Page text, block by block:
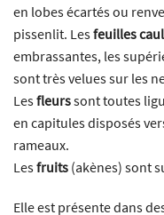
en lobes écartés ou
pissenlit. Lesfeuilles
embrassantes, les
sont très velues sur les
Lesfleurssont toutes
en capitules disposés
rameaux.
Lesfruits (akènes) sont
Elle est présente dans